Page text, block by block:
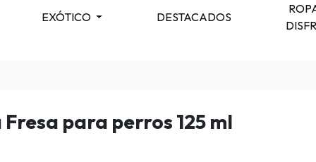
EXÓTICO DESTACADOS
para perros 125 ml